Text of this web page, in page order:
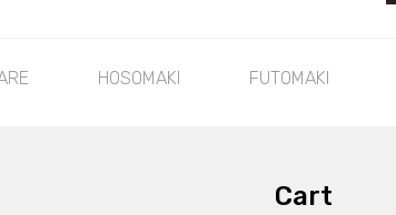
HOSOMAKI FUTOMAKI
Cart